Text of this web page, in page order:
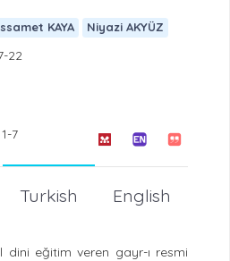
KAYA Niyazi AKYÜZ
22
7
English
Turkish
dini eğitim veren gayr-ı resmi